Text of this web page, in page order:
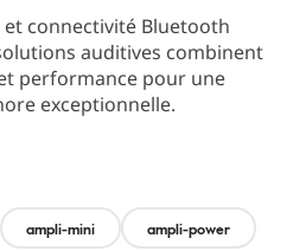
connectivité Bluetooth
auditives combinent
performance pour une
exceptionnelle.
ampli-mini ampli-power